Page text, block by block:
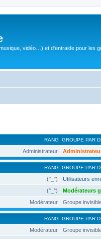
vidéo…) et d'entraide pour les
RANG GROUPE PAR
Administrateur
RANG GROUPE PAR
(°_°) Utilisateurs
(°_°)
Modérateurs
Modérateur
Groupe
RANG GROUPE PAR
Modérateur Groupe